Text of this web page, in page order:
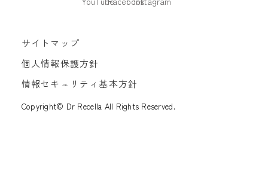
サイトマップ
個人情報保護方針
情報セキュリティ基本方針
Copyright© Dr Recella All Rights Reserved.